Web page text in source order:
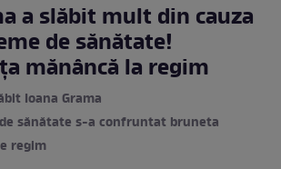
a slăbit mult din cauza
de sănătate!
mănâncă la regim
Ioana Grama
sănătate s-a confruntat bruneta
regim